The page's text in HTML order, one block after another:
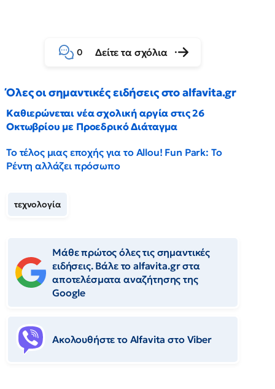
0 Δείτε τα σχόλια
Όλες οι σημαντικές ειδήσεις στο alfavita.gr
Καθιερώνεται νέα σχολική αργία στις 26
Οκτωβρίου με Προεδρικό Διάταγμα
Το τέλος μιας εποχής για το Allou! Fun Park: Το
Ρέντη αλλάζει πρόσωπο
τεχνολογία
Μάθε πρώτος όλες τις σημαντικές
ειδήσεις. Βάλε το alfavita.gr στα
αποτελέσματα αναζήτησης της
Google
Ακολουθήστε το Αlfavita στο Viber